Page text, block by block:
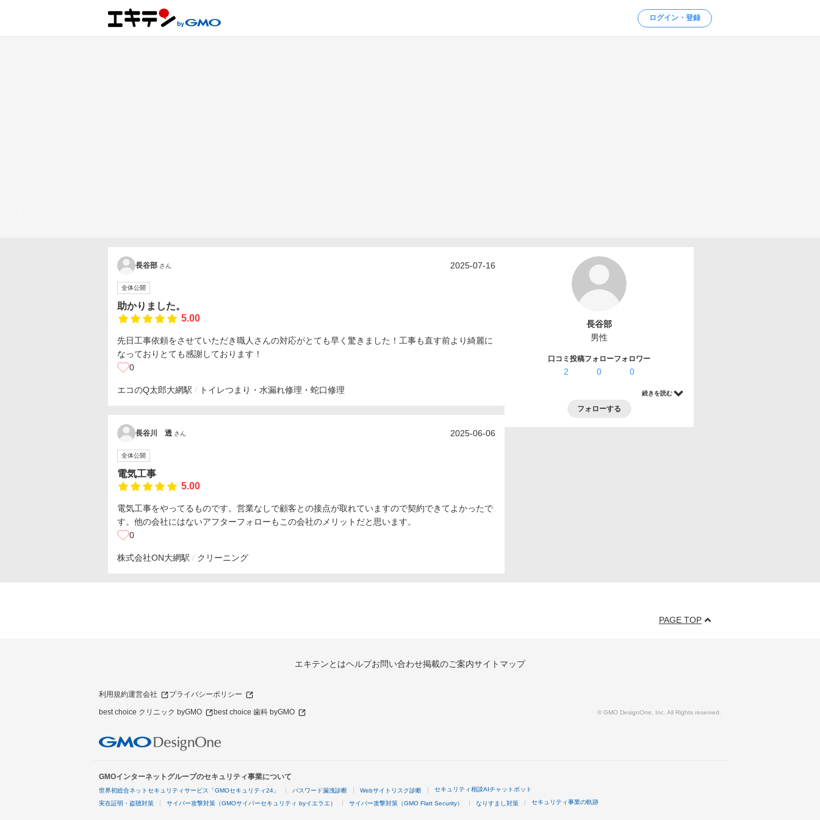
ログイン・登録
長谷部 さん 2025-07-16
全体公開
助かりました。
5.00
先日工事依頼をさせていただき職人さんの対応がとても早く驚きました！工事も直す前より綺麗に
なっておりとても感謝しております！
0
エコのQ太郎大網駅 トイレつまり・水漏れ修理・蛇口修理
長谷川 透 さん 2025-06-06
全体公開
電気工事
5.00
電気工事をやってるものです。営業なしで顧客との接点が取れていますので契約できてよかったで
す。他の会社にはないアフターフォローもこの会社のメリットだと思います。
0
株式会社ON大網駅 クリーニング
長谷部
男性
口コミ投稿
2
フォロー
0
フォロワー
0
続きを読む
フォローする
PAGE TOP
エキテンとはヘルプお問い合わせ掲載のご案内サイトマップ
利用規約運営会社 プライバシーポリシー
best choice クリニック byGMO best choice 歯科 byGMO © GMO DesignOne, Inc. All Rights reserved.
GMOインターネットグループのセキュリティ事業について
世界初総合ネットセキュリティサービス「GMOセキュリティ24」 パスワード漏洩診断 Webサイトリスク診断 セキュリティ相談AIチャットボット
実在証明・盗聴対策 サイバー攻撃対策（GMOサイバーセキュリティ byイエラエ） サイバー攻撃対策（GMO Flatt Security） なりすまし対策 セキュリティ事業の軌跡